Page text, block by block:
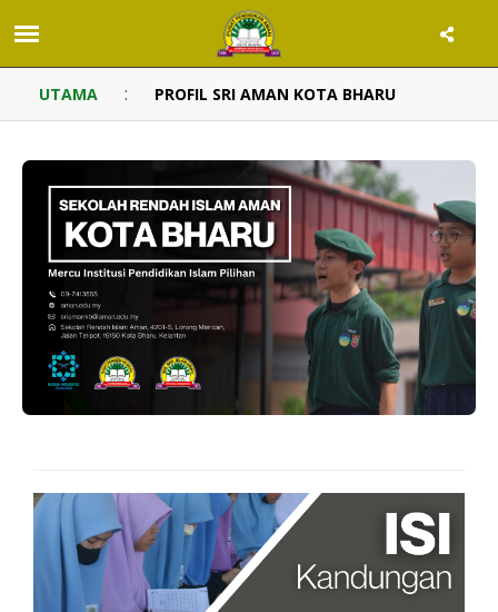
UTAMA : PROFIL SRI AMAN KOTA BHARU